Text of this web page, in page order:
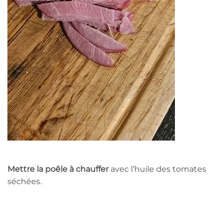
Mettre la poêle à chaufferavec l’huile des tomates
séchées.